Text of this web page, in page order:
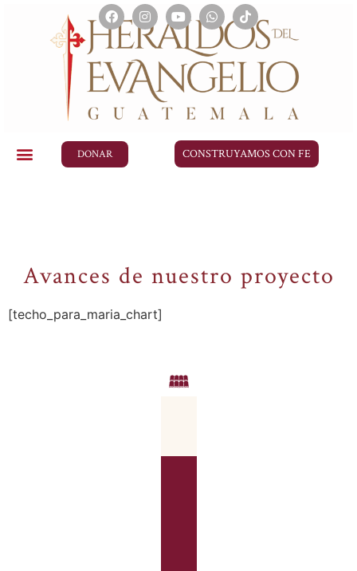
DONAR CONSTRUYAMOS CON FE
Avances de nuestro proyecto
[techo_para_maria_chart]